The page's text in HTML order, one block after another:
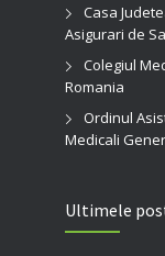
Casa
Asigurari de
Colegiul
Romania
Ordinul
Medicali
Ultimele